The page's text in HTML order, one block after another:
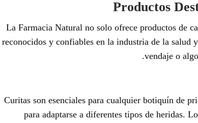
Productos
La Farmacia Natural no solo ofrece productos de
reconocidos y confiables en la industria de la salud
vendaje o
Curitas son esenciales para cualquier botiquín de
para adaptarse a diferentes tipos de heridas.